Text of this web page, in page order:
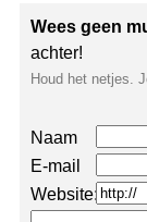
Wees geen
achter!
Houd het netjes.
Naam
E-mail
Website: